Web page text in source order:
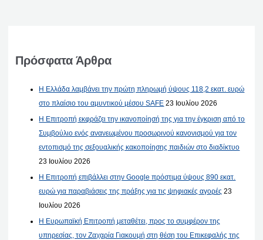
Πρόσφατα Άρθρα
Η Ελλάδα λαμβάνει την πρώτη πληρωμή ύψους 118,2 εκατ. ευρώ
στο πλαίσιο του αμυντικού μέσου SAFE 23 Ιουλίου 2026
Η Επιτροπή εκφράζει την ικανοποίησή της για την έγκριση από το
Συμβούλιο ενός ανανεωμένου προσωρινού κανονισμού για τον
εντοπισμό της σεξουαλικής κακοποίησης παιδιών στο διαδίκτυο
23 Ιουλίου 2026
Η Επιτροπή επιβάλλει στην Google πρόστιμα ύψους 890 εκατ.
ευρώ για παραβιάσεις της πράξης για τις ψηφιακές αγορές 23
Ιουλίου 2026
Η Ευρωπαϊκή Επιτροπή μεταθέτει, προς το συμφέρον της
υπηρεσίας, τον Ζαχαρία Γιακουμή στη θέση του Επικεφαλής της